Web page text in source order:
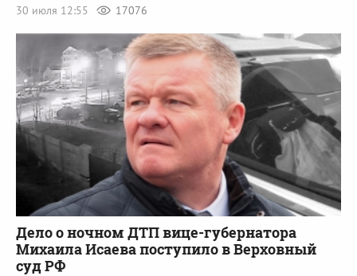
30 июля 12:55 17076
Дело о ночном ДТП вице-губернатора
Михаила Исаева поступило в Верховный
суд РФ